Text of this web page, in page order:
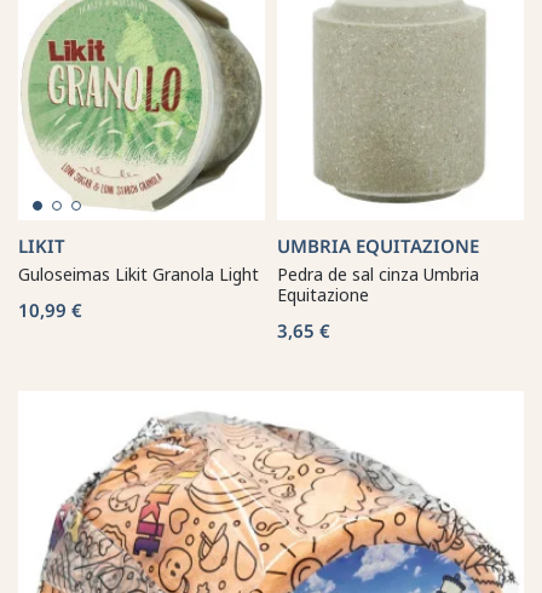
LIKIT
Guloseimas Likit Granola Light
10,99 €
UMBRIA EQUITAZIONE
Pedra de sal cinza Umbria
Equitazione
3,65 €